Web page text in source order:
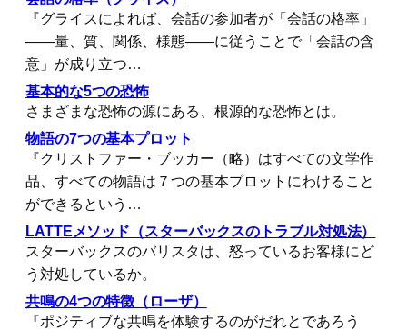
『グライスによれば、会話の参加者が「会話の格率」
――量、質、関係、様態――に従うことで「会話の含
意」が成り立つ…
基本的な5つの恐怖
さまざまな恐怖の源にある、根源的な恐怖とは。
物語の7つの基本プロット
『クリストファー・ブッカー（略）はすべての文学作
品、すべての物語は７つの基本プロットにわけること
ができるという…
LATTEメソッド（スターバックスのトラブル対処法）
スターバックスのバリスタは、怒っているお客様にど
う対処しているか。
共鳴の4つの特徴（ローザ）
『ポジティブな共鳴を体験するのがだれとであろう